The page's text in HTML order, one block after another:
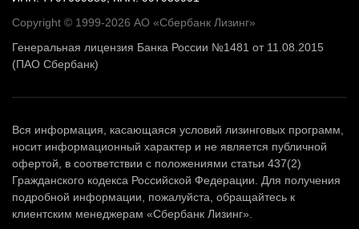
Copyright © 1999-2026 АО «Сбербанк Лизинг»
Генеральная лицензия Банка России №1481 от 11.08.2015
(ПАО Сбербанк)
Вся информация, касающаяся условий лизинговых программ,
носит информационный характер и не является публичной
офертой, в соответствии с положениями статьи 437(2)
Гражданского кодекса Российской Федерации. Для получения
подробной информации, пожалуйста, обращайтесь к
клиентским менеджерам «Сбербанк Лизинг».